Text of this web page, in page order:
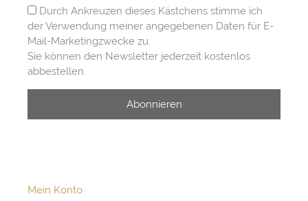
Durch Ankreuzen dieses Kästchens stimme ich
der Verwendung meiner angegebenen Daten für E-
Mail-Marketingzwecke zu.
Sie können den Newsletter jederzeit kostenlos
abbestellen.
Abonnieren
Mein Konto